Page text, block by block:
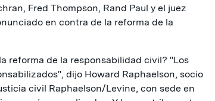
Fred Thompson, Rand Paul y el juez
en contra de la reforma de la
reforma de la responsabilidad civil? "Los
dijo Howard Raphaelson, socio
civil Raphaelson/Levine, con sede en